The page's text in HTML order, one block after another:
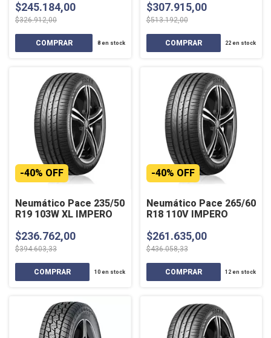
$245.184,00
$326.912,00
8en stock
$307.915,00
$513.192,00
22 en stock
Neumático Pace 235/50
R19 103W XL IMPERO
-40% OFF
$236.762,00
$394.603,33
10en stock
Neumático Pace 265/60
R18 110V IMPERO
-40% OFF
$261.635,00
$436.058,33
12 en stock